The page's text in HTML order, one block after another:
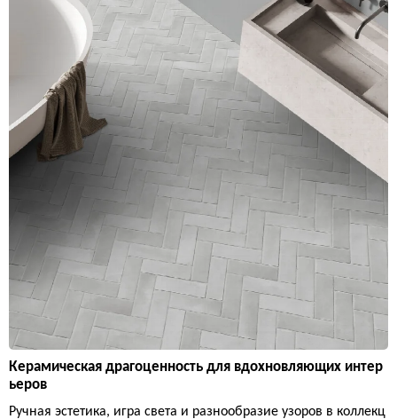
Керамическая драгоценность для вдохновляющих интер
ьеров
Ручная эстетика, игра света и разнообразие узоров в коллекц